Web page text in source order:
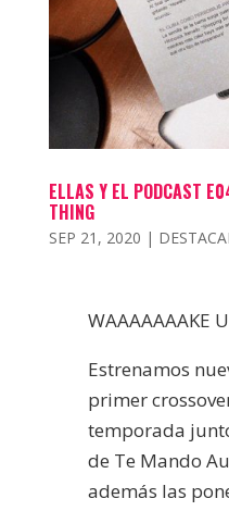
ELLAS Y EL PODCAST
THING
SEP 21, 2020 |
WAAAAAAAKE
Estrenamos
primer
temporada
de Te Mando
además las